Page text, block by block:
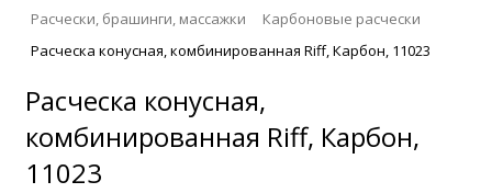
Расчески, брашинги, массажки
Карбоновые расчески
Расческа конусная, комбинированная Riff, Карбон, 11023
Расческа конусная,
комбинированная Riff, Карбон,
11023